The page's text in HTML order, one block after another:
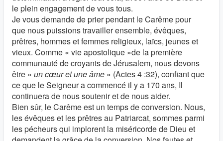
le plein engagement de vous tous.
Je vous demande de prier pendant le Carême pour
que nous puissions travailler ensemble, évêques,
prêtres, hommes et femmes religieux, laïcs, jeunes et
vieux. Comme « vie apostolique »de la première
communauté de croyants de Jérusalem, nous devons
être « un cœur et une âme » (Actes 4 :32), confiant que
ce que le Seigneur a commencé il y a 170 ans, Il
continuera de nous soutenir et de nous aider.
Bien sûr, le Carême est un temps de conversion. Nous,
les évêques et les prêtres au Patriarcat, sommes parmi
les pécheurs qui implorent la miséricorde de Dieu et